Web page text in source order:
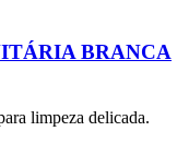
BRANCA
limpeza delicada.